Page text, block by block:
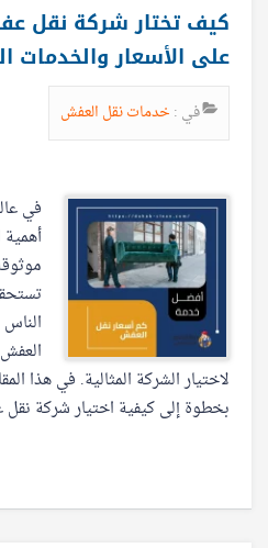
كيف تختار شركة نقل
على الأسعار والخدمات
في : خدمات نقل العفش
في
لاختيار الشركة المثالية. في هذا
بخطوة إلى كيفية اختيار شركة